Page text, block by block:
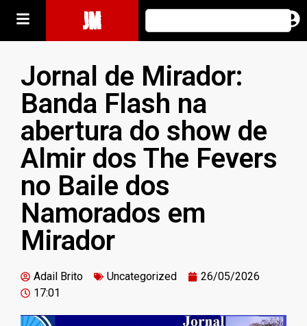
JM
Jornal de Mirador:
Banda Flash na
abertura do show de
Almir dos The Fevers
no Baile dos
Namorados em
Mirador
Adail Brito Uncategorized
26/05/2026
17:01